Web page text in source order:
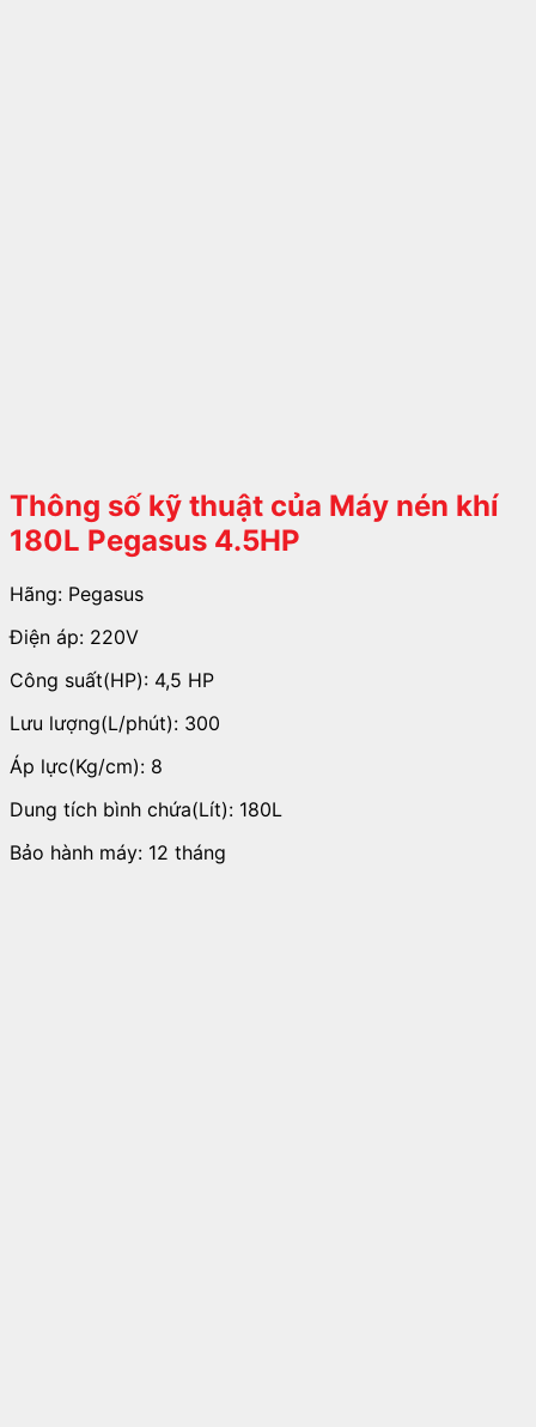
Thông số kỹ thuật của Máy nén khí
180L Pegasus 4.5HP
Hãng: Pegasus
Điện áp: 220V
Công suất(HP): 4,5 HP
Lưu lượng(L/phút): 300
Áp lực(Kg/cm): 8
Dung tích bình chứa(Lít): 180L
Bảo hành máy: 12 tháng